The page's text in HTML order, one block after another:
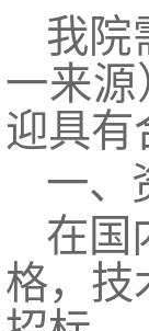
我院
一来源
迎具有
一、
在国
格，技